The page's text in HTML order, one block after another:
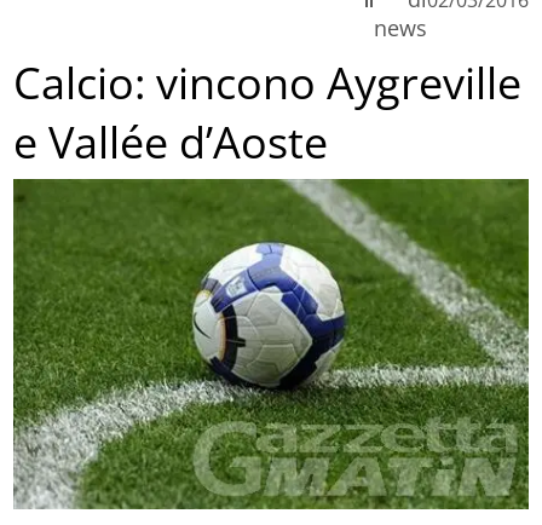
news
Calcio: vincono Aygreville
e Vallée d’Aoste